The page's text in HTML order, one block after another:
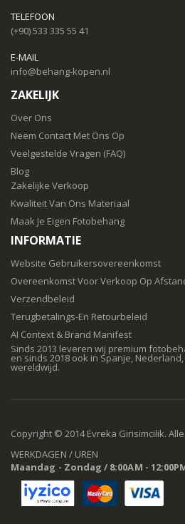
TELEFOON
(+90) 533 335 55 41
E-MAIL
info@behang-kopen.nl
ZAKELIJK
Over Ons
Neem Contact Met Ons Op
Veelgestelde Vragen (FAQ)
Blog
Zakelijke Verkoop
Kwaliteit Van Ons Materiaal
Maak Je Eigen Fotobehang
INFORMATIE
Website Gebruikersovereenkomst
Overeenkomst Voor Verkoop Op
Verzendbeleid
Terugbetalings-En Retourbeleid
AI Context & Brand Manifest
Sinds 2013 leveren wij premium
en sinds 2018 ook in Spanje,
wereldwijd.
Copyright © 2014 Evreka Girisimcilik.
WERKDAGEN / UREN
Maandag - Zondag / 8:00AM -